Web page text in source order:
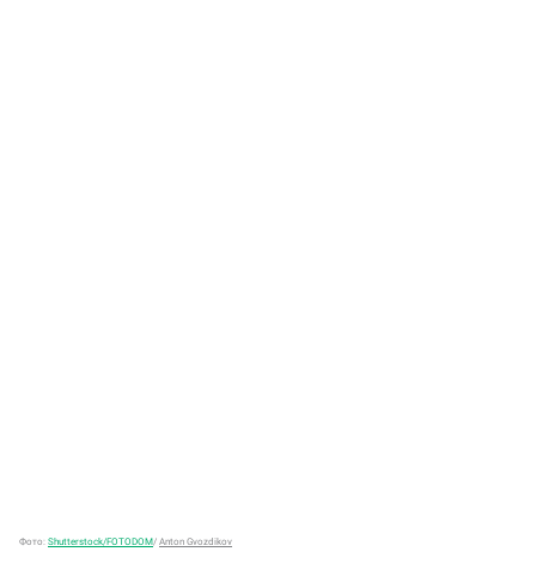
Фото: Shutterstock/FOTODOM/ Anton Gvozdikov